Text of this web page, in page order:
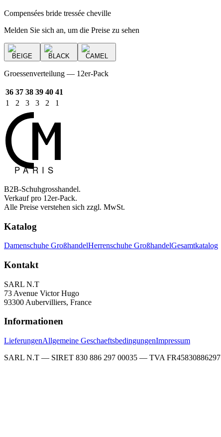
Compensées bride tressée cheville
Melden Sie sich an, um die Preise zu sehen
BEIGE BLACK CAMEL
Groessenverteilung — 12er-Pack
36 37 38 39 40 41
1
2 3 3 2 1
B2B-Schuhgrosshandel.
Verkauf pro 12er-Pack.
Alle Preise verstehen sich zzgl. MwSt.
Katalog
Damenschuhe GroßhandelHerrenschuhe GroßhandelGesamtkatalog
Kontakt
SARL N.T
73 Avenue Victor Hugo
93300 Aubervilliers, France
Informationen
LieferungenAllgemeine GeschaeftsbedingungenImpressum
SARL N.T — SIRET 830 886 297 00035 — TVA FR45830886297